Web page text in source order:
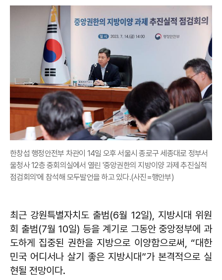
한창섭 행정안전부 차관이 14일 오후 서울시 종로구 세종대로 정부서
울청사 12층 중회의실에서 열린 '중앙권한의 지방이양 과제 추진실적
점검회의'에 참석해 모두발언을 하고 있다.(사진=행안부)
최근 강원특별자치도 출범(6월 12일), 지방시대 위원
회 출범(7월 10일) 등을 계기로 그동안 중앙정부에 과
도하게 집중된 권한을 지방으로 이양함으로써, “대한
민국 어디서나 살기 좋은 지방시대”가 본격적으로 실
현될 전망이다.